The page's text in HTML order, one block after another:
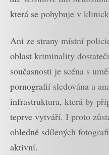
která se pohybuje v
Ani ze strany místní
oblast kriminality
současnosti je scéna s
pornografií sledována a
infrastruktura, která by
teprve vytváří. I proto
ohledně sdílených
aktivní.